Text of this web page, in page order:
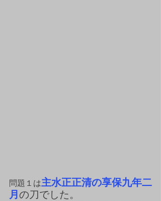
問題１は主水正正清の享保九年二
月 の刀でした。